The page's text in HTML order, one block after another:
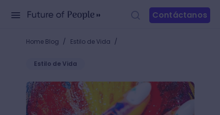
Contáctanos
Home Blog / Estilo de Vida /
Estilo de Vida
¿Cuáles son los obstáculos del proceso creativo?